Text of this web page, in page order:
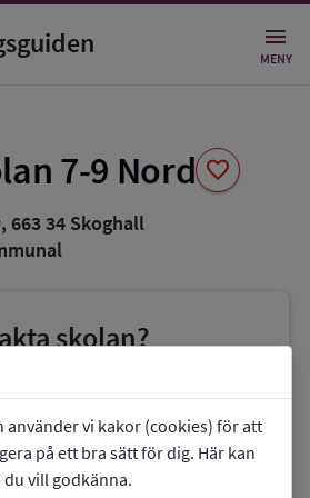
använder vi kakor (cookies) för att
på ett bra sätt för dig. Här kan
vill godkänna.
MENY
7-9 Nord favorite
, 663 34 Skoghall
skolan?
7-9 Nord